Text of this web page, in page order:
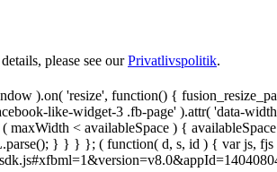
please see ourPrivatlivspolitik.
).on( 'resize', function() {
like-widget-3 .fb-page' ).attr( 'data-
< availableSpace ) {
} } } }; ( function( d, s, id ) { var js,